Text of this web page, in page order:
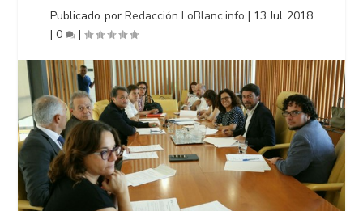
Publicado por Redacción LoBlanc.info | 13 Jul 2018
|0 |